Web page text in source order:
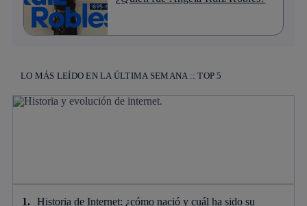
LO MÁS LEÍDO EN LA ÚLTIMA SEMANA :: TOP 5
Historia de Internet: ¿cómo nació y cuál ha sido su